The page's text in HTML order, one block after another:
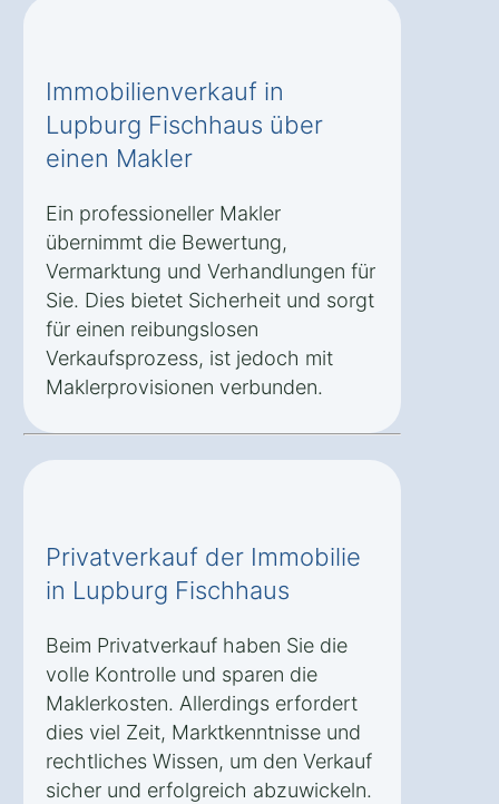
Immobilienverkauf in
Lupburg Fischhaus über
einen Makler
Ein professioneller Makler
übernimmt die Bewertung,
Vermarktung und Verhandlungen für
Sie. Dies bietet Sicherheit und sorgt
für einen reibungslosen
Verkaufsprozess, ist jedoch mit
Maklerprovisionen verbunden.
Privatverkauf der Immobilie
in Lupburg Fischhaus
Beim Privatverkauf haben Sie die
volle Kontrolle und sparen die
Maklerkosten. Allerdings erfordert
dies viel Zeit, Marktkenntnisse und
rechtliches Wissen, um den Verkauf
sicher und erfolgreich abzuwickeln.